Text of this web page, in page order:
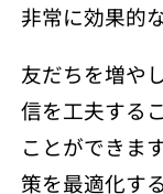
非常に効果的
友だちを増や
信を工夫する
ことができま
策を最適化す